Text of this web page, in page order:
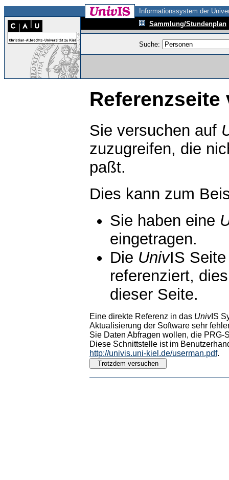
Informationssystem der
Sammlung/Stundenplan
Suche:
Referenzseite
Sie versuchen auf
zuzugreifen, die
paßt.
Dies kann zum
Sie haben eine
eingetragen.
Die UnivIS
referenziert,
dieser Seite.
Eine direkte Referenz in das UnivIS
Aktualisierung der Software sehr
Sie Daten Abfragen wollen, die PRG-
Diese Schnittstelle ist im
http://univis.uni-kiel.de/userman.pdf.